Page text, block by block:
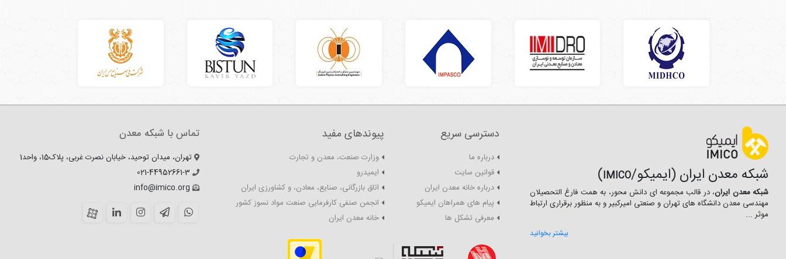
شبکه معدن ایران (ایمیکو/IMICO
)
شبکه معدن ایران، در قالب مجموعه ای دانش محور، به همت فارغ­ التحصیلان
مهندسی معدن دانشگاه ­های تهران و صنعتی امیرکبیر و به منظور برقراری ارتباط
موثر ...
بیشتر بخوانید
دسترسی سریع
درباره ما
قوانین سایت
درباره خانه معدن ایران
پیام های همراهان ایمیکو
معرفی تشکل ها
پیوندهای مفید
وزارت صنعت، معدن و تجارت
ایمیدرو
اتاق بازرگانی، صنایع، معادن، و کشاورزی ایران
انجمن صنفی کارفرمایی صنعت مواد نسوز کشور
خانه معدن ایران
تماس با شبکه معدن
تهران، میدان توحید، خیابان نصرت غربی، پلاک15، واحد1
021-44952661-3
info@imico.org